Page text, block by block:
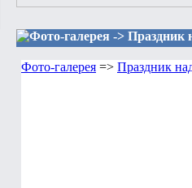
Фото-галерея -> Праздник
Фото-галерея => Праздник